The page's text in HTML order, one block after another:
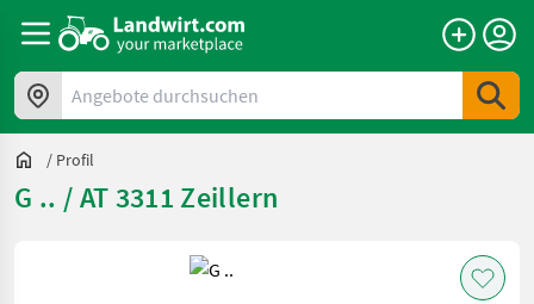
Angebote durchsuchen
/ Profil
G .. / AT 3311 Zeillern